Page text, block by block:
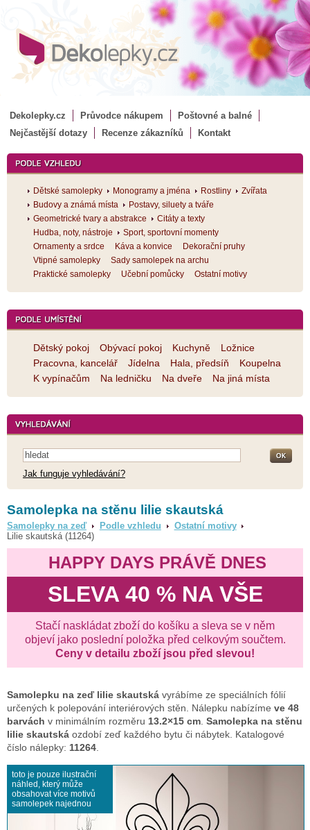
Dekolepky.cz Průvodce nákupem
Poštovné a balné
Nejčastější dotazy
Recenze zákazníků Kontakt
Dětské samolepky Monogramy a jména Rostliny
Zvířata
Budovy a známá místa
Postavy, siluety a tváře
Geometrické tvary a abstrakce
Citáty a texty
Hudba, noty, nástroje
Sport, sportovní momenty
Ornamenty a srdce
Káva a konvice
Dekorační pruhy
Vtipné samolepky
Sady samolepek na archu
Praktické samolepky
Učební pomůcky Ostatní motivy
Dětský pokoj Obývací pokoj Kuchyně
Ložnice
Pracovna, kancelář
Jídelna Hala, předsíň
Koupelna
K vypínačům
Na ledničku Na dveře Na jiná místa
Jak funguje vyhledávání?
Samolepka na stěnu lilie skautská
Samolepky na zeď Podle vzhledu
Ostatní motivy
Lilie skautská (11264)
HAPPY DAYS PRÁVĚ DNES
SLEVA 40 % NA VŠE
Stačí naskládat zboží do košíku a sleva se v něm
objeví jako poslední položka před celkovým součtem.
Ceny v detailu zboží jsou před slevou!
Samolepku na zeď lilie skautská vyrábíme ze speciálních fólií
určených k polepování interiérových stěn. Nálepku nabízíme ve 48
barvách v minimálním rozměru 13.2×15 cm Samolepka na stěnu
lilie skautská ozdobí zeď každého bytu či nábytek. Katalogové
číslo nálepky: 11264
toto je pouze ilustrační
náhled, který může
obsahovat více motivů
samolepek najednou